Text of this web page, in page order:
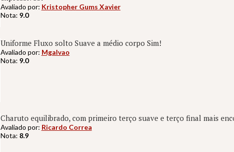
Avaliado por: Kristopher Gums Xavier
Nota: 9.0
Uniforme Fluxo solto Suave a médio corpo Sim!
Avaliado por: Mgalvao
Nota: 9.0
Charuto equilibrado, com primeiro terço suave e terço final mais
Avaliado por: Ricardo Correa
Nota: 8.9